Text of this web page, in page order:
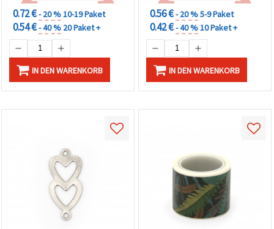
0.72 €- 20 %10-19 Paket
0.54 €- 40 % 20 Paket +
IN DEN WARENKORB
0.56 €- 20 %5-9 Paket
0.42 €- 40 %10 Paket +
IN DEN WARENKORB